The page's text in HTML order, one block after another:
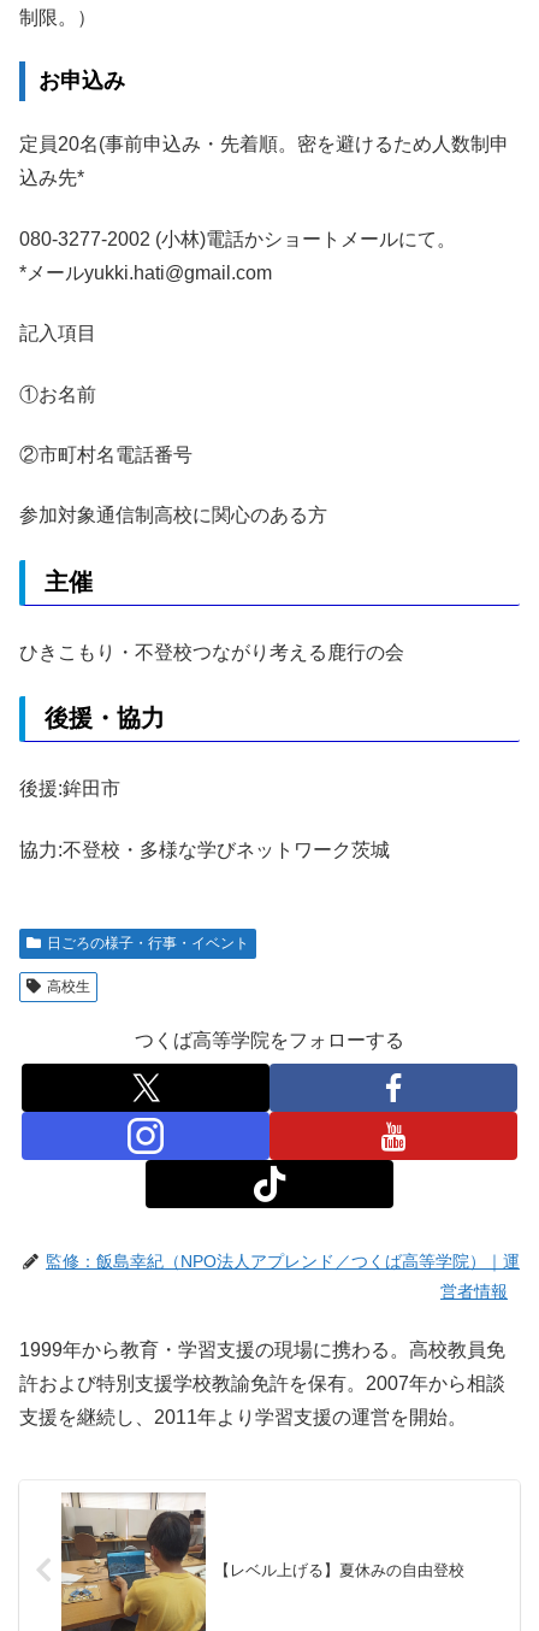
制限。）
お申込み
定員20名(事前申込み・先着順。密を避けるため人数制申
込み先*
080-3277-2002 (小林)電話かショートメールにて。
*メールyukki.hati@gmail.com
記入項目
①お名前
②市町村名電話番号
参加対象通信制高校に関心のある方
主催
ひきこもり・不登校つながり考える鹿行の会
後援・協力
後援:鉾田市
協力:不登校・多様な学びネットワーク茨城
日ごろの様子・行事・イベント
高校生
つくば高等学院をフォローする
監修：飯島幸紀（NPO法人アプレンド／つくば高等学院）｜運
営者情報
1999年から教育・学習支援の現場に携わる。高校教員免
許および特別支援学校教諭免許を保有。2007年から相談
支援を継続し、2011年より学習支援の運営を開始。
【レベル上げる】夏休みの自由登校